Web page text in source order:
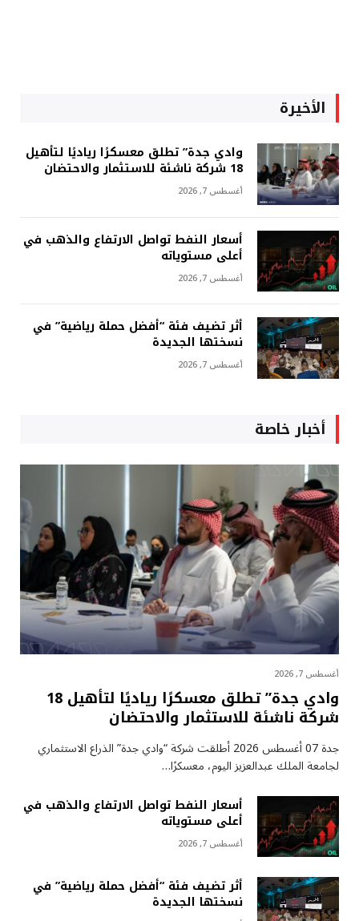
الأخيرة
وادي جدة” تطلق معسكرًا رياديًا لتأهيل
18 شركة ناشئة للاستثمار والاحتضان
أغسطس 7, 2026
أسعار النفط تواصل الارتفاع والذهب في
أعلى مستوياته
أغسطس 7, 2026
أثر تضيف فئة “أفضل حملة رياضية” في
نسختها الجديدة
أغسطس 7, 2026
أخبار خاصة
أغسطس 7, 2026
وادي جدة” تطلق معسكرًا رياديًا لتأهيل 18
شركة ناشئة للاستثمار والاحتضان
جدة 07 أغسطس 2026 أطلقت شركة “وادي جدة” الذراع الاستثماري
لجامعة الملك عبدالعزيز اليوم، معسكرًا…
أسعار النفط تواصل الارتفاع والذهب في
أعلى مستوياته
أغسطس 7, 2026
أثر تضيف فئة “أفضل حملة رياضية” في
نسختها الجديدة